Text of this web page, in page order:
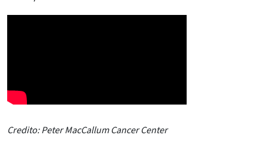
Credito: Peter MacCallum Cancer Center